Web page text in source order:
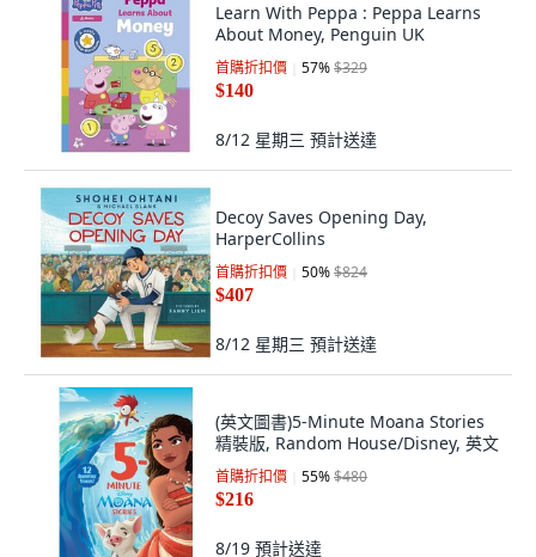
Learn With Peppa : Peppa Learns
About Money, Penguin UK
首購折扣價 57%$329
$140
8/12 星期三 預計送達
Decoy Saves Opening Day,
HarperCollins
首購折扣價 50%$824
$407
8/12 星期三 預計送達
(英文圖書)5-Minute Moana Stories
精裝版, Random House/Disney, 英文
首購折扣價 55%$480
$216
8/19 預計送達